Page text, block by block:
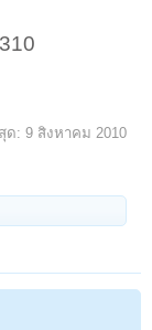
ด: 9 สิงหาคม 2010